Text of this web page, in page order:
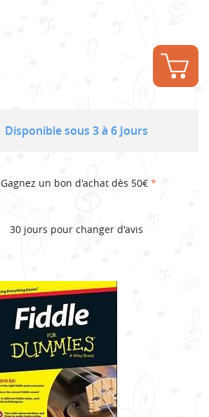
Disponible sous 3 à 6 Jours
Gagnez un bon d'achat dès 50€ *
30 jours pour changer d'avis